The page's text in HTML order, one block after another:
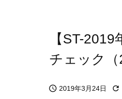
【ST-
チェック（
 2019年3月24日 